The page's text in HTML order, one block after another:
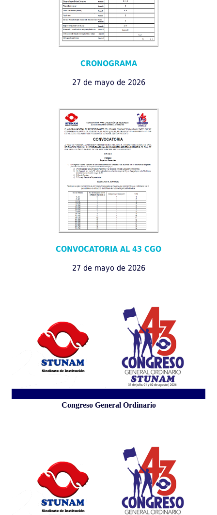
CRONOGRAMA
27 de mayo de 2026
CONVOCATORIA AL 43 CGO
27 de mayo de 2026
Congreso General Ordinario